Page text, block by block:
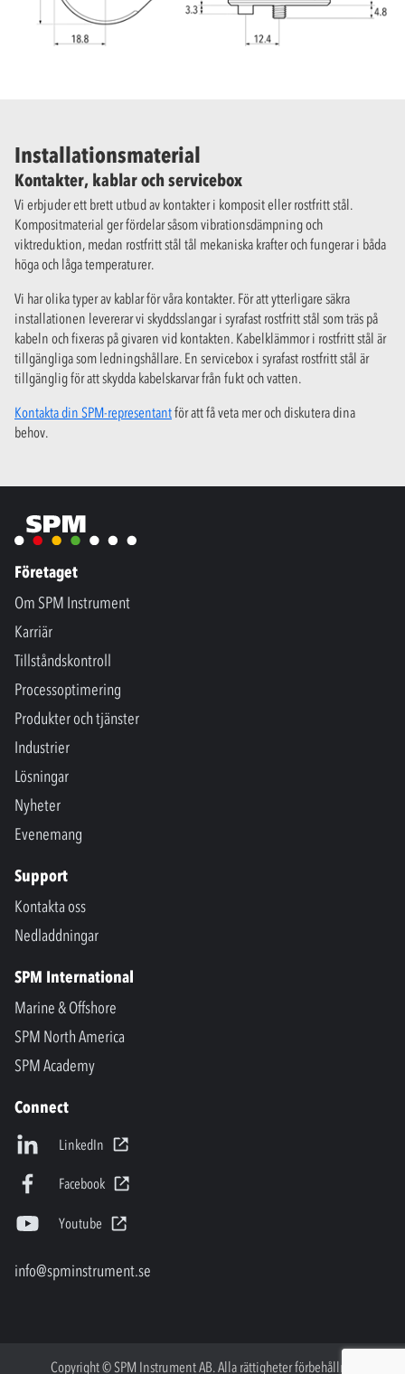
Installationsmaterial
Kontakter, kablar och servicebox
Vi erbjuder ett brett utbud av kontakter i komposit eller rostfritt stål.
Kompositmaterial ger fördelar såsom vibrationsdämpning och
viktreduktion, medan rostfritt stål tål mekaniska krafter och fungerar i båda
höga och låga temperaturer.
Vi har olika typer av kablar för våra kontakter. För att ytterligare säkra
installationen levererar vi skyddsslangar i syrafast rostfritt stål som träs på
kabeln och fixeras på givaren vid kontakten. Kabelklämmor i rostfritt stål är
tillgängliga som ledningshållare. En servicebox i syrafast rostfritt stål är
tillgänglig för att skydda kabelskarvar från fukt och vatten.
Kontakta din SPM-representantför att få veta mer och diskutera dina
behov.
Företaget
Om SPM Instrument
Karriär
Tillståndskontroll
Processoptimering
Produkter och tjänster
Industrier
Lösningar
Nyheter
Evenemang
Support
Kontakta oss
Nedladdningar
SPM International
Marine & Offshore
SPM North America
SPM Academy
Connect
LinkedIn
Facebook
Youtube
info@spminstrument.se
Copyright © SPM Instrument AB. Alla rättigheter förbehållna.